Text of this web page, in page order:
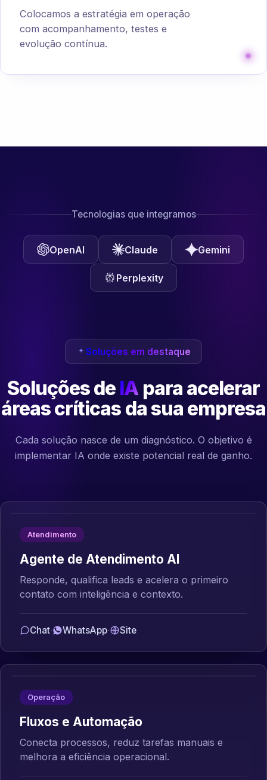
Colocamos a estratégia em operação
com acompanhamento, testes e
evolução contínua.
Tecnologias que integramos
OpenAI Claude Gemini
Perplexity
Soluções em destaque
Soluções de IA para acelerar
áreas críticas da sua empresa
Cada solução nasce de um diagnóstico. O objetivo é
implementar IA onde existe potencial real de ganho.
Atendimento
Agente de Atendimento AI
Responde, qualifica leads e acelera o primeiro
contato com inteligência e contexto.
Chat· WhatsApp· Site
Operação
Fluxos e Automação
Conecta processos, reduz tarefas manuais e
melhora a eficiência operacional.